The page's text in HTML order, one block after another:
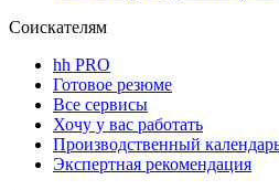
Соискателям
hh PRO
Готовое резюме
Все сервисы
Хочу у вас работать
Производственный
Экспертная рекомендация